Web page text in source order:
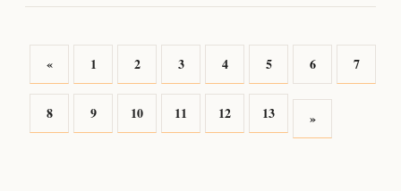
« 1 2 3 4 5 6 7
8 9 10 11 12 13 »